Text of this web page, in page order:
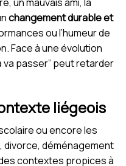
changement durable et
ou l’humeur de
Face à une évolution
passer” peut retarder
liégeois
ou encore les
divorce, déménagement
contextes propices à